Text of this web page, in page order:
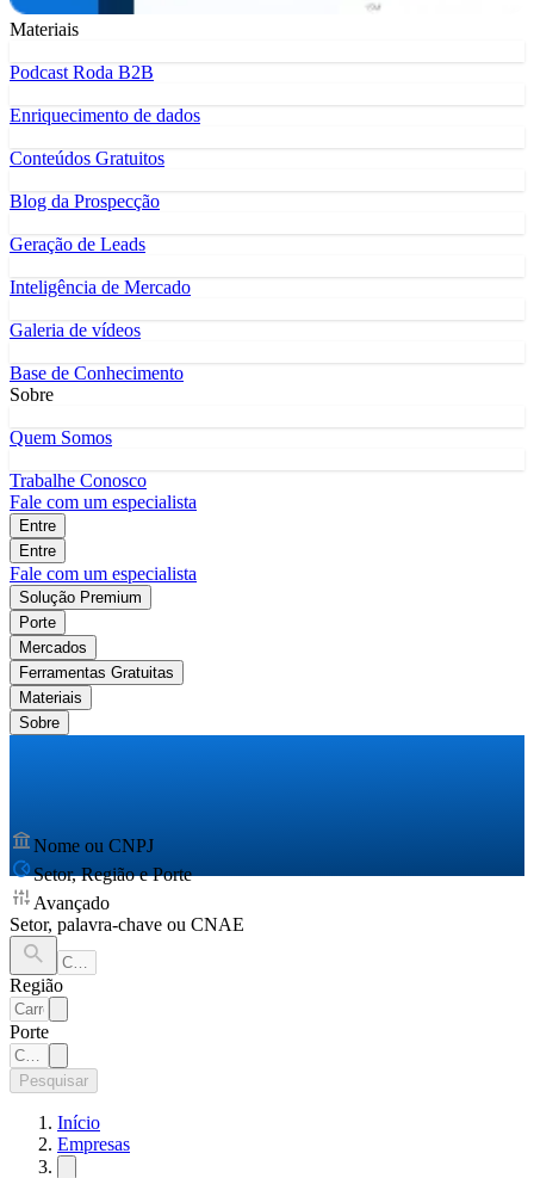
Materiais
Podcast Roda B2B
Enriquecimento de dados
Conteúdos Gratuitos
Blog da Prospecção
Geração de Leads
Inteligência de Mercado
Galeria de vídeos
Base de Conhecimento
Sobre
Quem Somos
Trabalhe Conosco
Fale com um especialista
Entre
Entre
Fale com um especialista
Solução Premium
Porte
Mercados
Ferramentas Gratuitas
Materiais
Sobre
Nome ou CNPJ
Setor, Região e Porte
Avançado
Setor, palavra-chave ou CNAE
Região
Porte
Pesquisar
Início
Empresas